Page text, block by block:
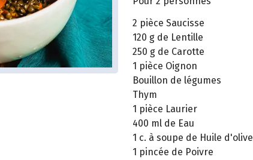
2 pièce Saucisse
120 g de Lentille
250 g de Carotte
1 pièce Oignon
Bouillon de légumes
Thym
1 pièce Laurier
400 ml de Eau
1 c. à soupe de Huile d'olive
1 pincée de Poivre